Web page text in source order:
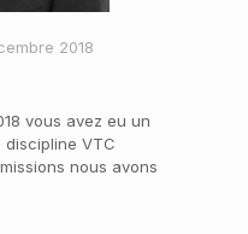
2018
vous avez eu un
VTC
nous avons